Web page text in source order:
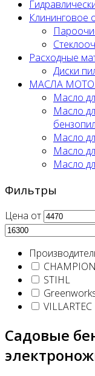
Клининговое
Расходные
Диски
МАСЛА
Масло
Масло
бензопил
Масло
Масло
Масло
Фильтры
Цена от
CHAMPION
STIHL
VILLARTEC
Садовые